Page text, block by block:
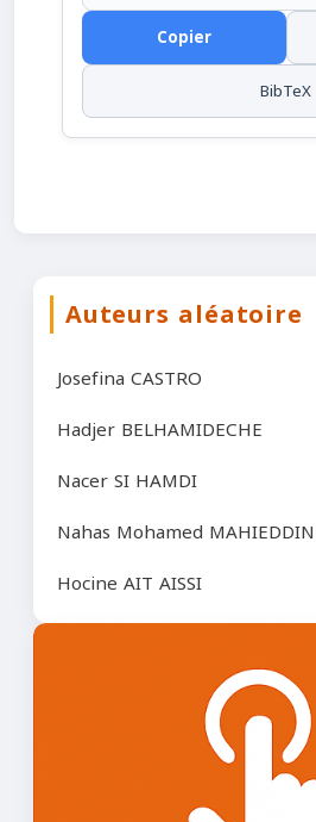
Copier
BibTeX
Auteurs aléatoire
Josefina CASTRO
Hadjer BELHAMIDECHE
Nacer SI HAMDI
Nahas Mohamed
Hocine AIT AISSI